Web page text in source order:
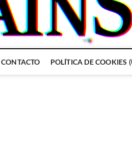
CONTACTO POLÍTICA DE COOKIES